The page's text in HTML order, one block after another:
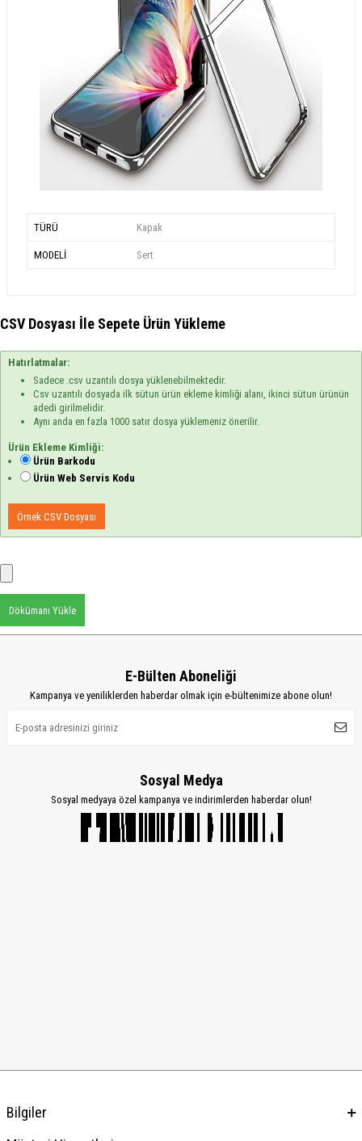
TÜRÜ Kapak
MODELİ Sert
CSV Dosyası İle Sepete Ürün Yükleme
Hatırlatmalar:
Sadece .csv uzantılı dosya yüklenebilmektedir.
Csv uzantılı dosyada ilk sütun ürün ekleme kimliği alanı, ikinci sütun ürünün
adedi girilmelidir.
Aynı anda en fazla 1000 satır dosya yüklemeniz önerilir.
Ürün Ekleme Kimliği:
Ürün Barkodu
Ürün Web Servis Kodu
Örnek CSV Dosyası
Dökümanı Yükle
E-Bülten Aboneliği
Kampanya ve yeniliklerden haberdar olmak için e-bültenimize abone olun!
Sosyal Medya
Sosyal medyaya özel kampanya ve indirimlerden haberdar olun!
Bilgiler